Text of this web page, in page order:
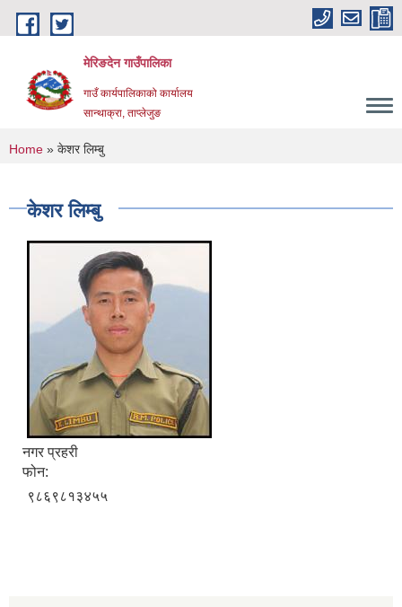
Skip to main content
मेरिङदेन गाउँपालिका
गाउँ कार्यपालिकाको कार्यालय
सान्थाक्रा, ताप्लेजुङ
You are here
Home » केशर लिम्बु
केशर लिम्बु
नगर प्रहरी
फोन:
९८६९८१३४५५